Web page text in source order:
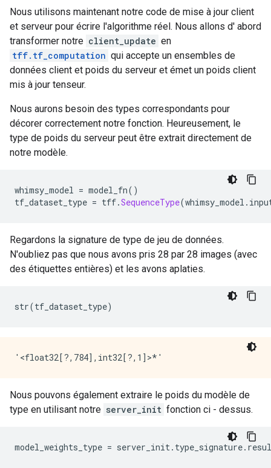
Nous utilisons maintenant notre code de mise à jour client
et serveur pour écrire l'algorithme réel. Nous allons d' abord
transformer notre client_update en
tff.tf_computation qui accepte un ensembles de
données client et poids du serveur et émet un poids client
mis à jour tenseur.
Nous aurons besoin des types correspondants pour
décorer correctement notre fonction. Heureusement, le
type de poids du serveur peut être extrait directement de
notre modèle.
whimsy_model = model_fn()
tf_dataset_type = tff.SequenceType(whimsy_model .
Regardons la signature de type de jeu de données.
N'oubliez pas que nous avons pris 28 par 28 images (avec
des étiquettes entières) et les avons aplaties.
str(tf_dataset_type)
Nous pouvons également extraire le poids du modèle de
type en utilisant notre server_init fonction ci - dessus.
model_weights_type = server_init. type_signature.